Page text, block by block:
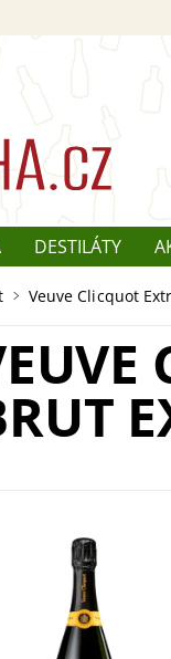
DESTILÁTY
Veuve Clicquot